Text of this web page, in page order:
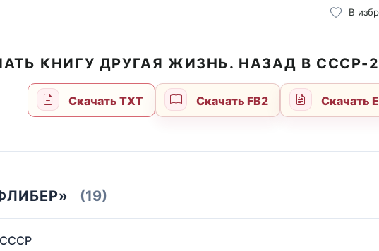
В
КНИГУ ДРУГАЯ ЖИЗНЬ. НАЗАД В СССР-
Скачать TXT Скачать FB2 Скачать
(19)
СССР